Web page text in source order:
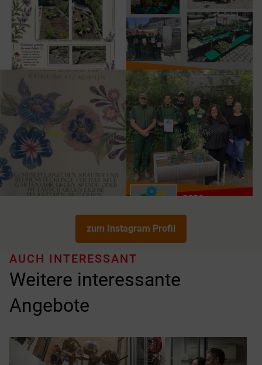
zum Instagram Profil
Weitere interessante
Angebote
AUCH INTERESSANT